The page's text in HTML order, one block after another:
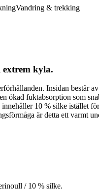
Vandring & trekking
kyla.
Insidan
ökad fuktabsorption som
10 % silke istället
är detta ett varmt
/ 10 % silke.